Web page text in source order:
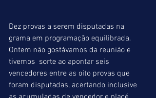
Dez provas a serem disputadas na
grama em programação equilibrada.
Ontem não gostávamos da reunião e
tivemos  sorte ao apontar seis
vencedores entre as oito provas que
foram disputadas, acertando inclusive